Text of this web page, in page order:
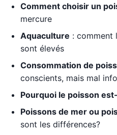
Comment choisir un
mercure
Aquaculture : comment
sont élevés
Consommation de
conscients, mais mal
Pourquoi le poisson
Poissons de mer ou
sont les différences?